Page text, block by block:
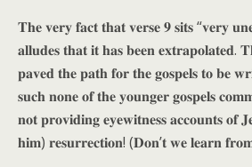
𝐓𝐡𝐞 𝐯𝐞𝐫𝐲 𝐟𝐚𝐜𝐭 𝐭𝐡𝐚𝐭 𝐯𝐞𝐫𝐬𝐞 𝟗 𝐬𝐢𝐭𝐬 “𝐯𝐞𝐫𝐲
𝐚𝐥𝐥𝐮𝐝𝐞𝐬 𝐭𝐡𝐚𝐭 𝐢𝐭 𝐡𝐚𝐬 𝐛𝐞𝐞𝐧 𝐞𝐱𝐭𝐫𝐚𝐩𝐨𝐥𝐚𝐭𝐞𝐝.
𝐩𝐚𝐯𝐞𝐝 𝐭𝐡𝐞 𝐩𝐚𝐭𝐡 𝐟𝐨𝐫 𝐭𝐡𝐞 𝐠𝐨𝐬𝐩𝐞𝐥𝐬 𝐭𝐨 𝐛𝐞
𝐬𝐮𝐜𝐡 𝐧𝐨𝐧𝐞 𝐨𝐟 𝐭𝐡𝐞 𝐲𝐨𝐮𝐧𝐠𝐞𝐫 𝐠𝐨𝐬𝐩𝐞𝐥𝐬
𝐧𝐨𝐭 𝐩𝐫𝐨𝐯𝐢𝐝𝐢𝐧𝐠 𝐞𝐲𝐞𝐰𝐢𝐭𝐧𝐞𝐬𝐬 𝐚𝐜𝐜𝐨𝐮𝐧𝐭𝐬 𝐨𝐟
𝐡𝐢𝐦) 𝐫𝐞𝐬𝐮𝐫𝐫𝐞𝐜𝐭𝐢𝐨𝐧! (𝐃𝐨𝐧’𝐭 𝐰𝐞 𝐥𝐞𝐚𝐫𝐧